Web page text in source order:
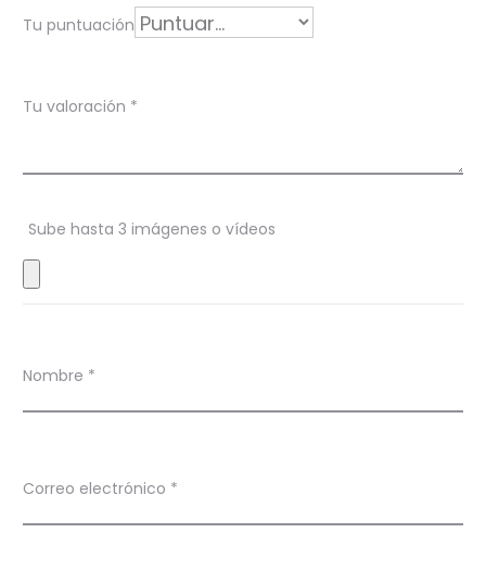
c
o
n
s
Tu puntuación
Tu valoración *
Sube hasta 3 imágenes o vídeos
Nombre *
Correo electrónico *